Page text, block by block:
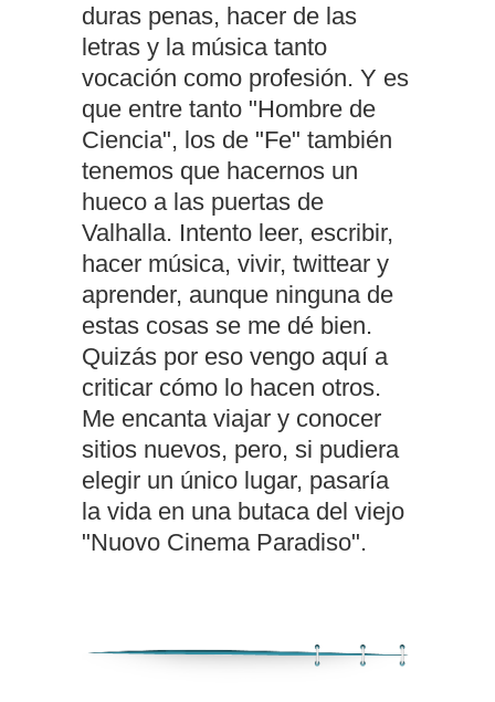
duras penas, hacer de las
letras y la música tanto
vocación como profesión. Y es
que entre tanto "Hombre de
Ciencia", los de "Fe" también
tenemos que hacernos un
hueco a las puertas de
Valhalla. Intento leer, escribir,
hacer música, vivir, twittear y
aprender, aunque ninguna de
estas cosas se me dé bien.
Quizás por eso vengo aquí a
criticar cómo lo hacen otros.
Me encanta viajar y conocer
sitios nuevos, pero, si pudiera
elegir un único lugar, pasaría
la vida en una butaca del viejo
"Nuovo Cinema Paradiso".